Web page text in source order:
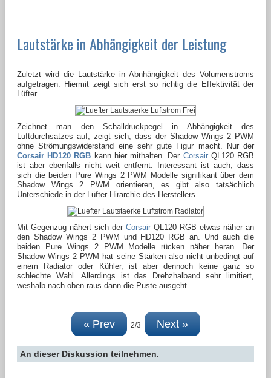
Lautstärke in Abhängigkeit der Leistung
Zuletzt wird die Lautstärke in Abnhängigkeit des Volumenstroms
aufgetragen. Hiermit zeigt sich erst so richtig die Effektivität der
Lüfter.
Zeichnet man den Schalldruckpegel in Abhängigkeit des
Luftdurchsatzes auf, zeigt sich, dass der Shadow Wings 2 PWM
ohne Strömungswiderstand eine sehr gute Figur macht. Nur der
Corsair HD120 RGB kann hier mithalten. Der CorsairQL120 RGB
ist aber ebenfalls nicht weit entfernt. Interessant ist auch, dass
sich die beiden Pure Wings 2 PWM Modelle signifikant über dem
Shadow Wings 2 PWM orientieren, es gibt also tatsächlich
Unterschiede in der Lüfter-Hirarchie des Herstellers.
Mit Gegenzug nähert sich der Corsair QL120 RGB etwas näher an
den Shadow Wings 2 PWM und HD120 RGB an. Und auch die
beiden Pure Wings 2 PWM Modelle rücken näher heran. Der
Shadow Wings 2 PWM hat seine Stärken also nicht unbedingt auf
einem Radiator oder Kühler, ist aber dennoch keine ganz so
schlechte Wahl. Allerdings ist das Drehzhalband sehr limitiert,
weshalb nach oben raus dann die Puste ausgeht.
« Prev 2/3 Next »
An dieser Diskussion teilnehmen.